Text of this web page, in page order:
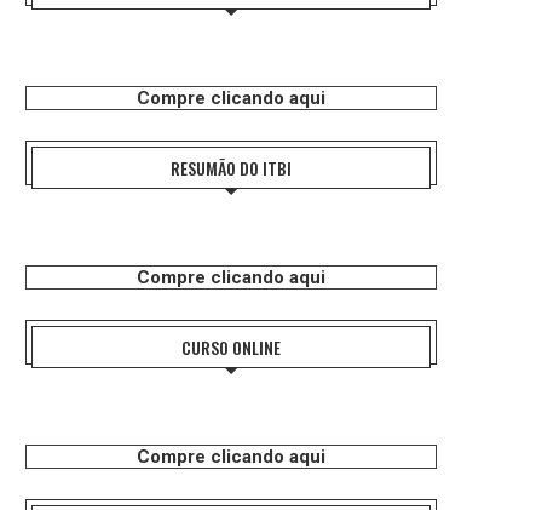
Compre clicando aqui
RESUMÃO DO ITBI
Compre clicando aqui
CURSO ONLINE
Compre clicando aqui